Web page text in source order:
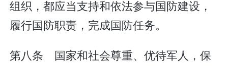
组织，都应当支持和依法参与国防建设，
履行国防职责，完成国防任务。
第八条 国家和社会尊重、优待军人，保